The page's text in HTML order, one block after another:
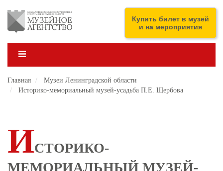
основному
содержанию
ENG
Купить билет в музей
и на мероприятия
Главная
Музеи Ленинградской области
Историко-мемориальный музей-усадьба П.Е. Щербова
ИСТОРИКО-
МЕМОРИАЛЬНЫЙ МУЗЕЙ-